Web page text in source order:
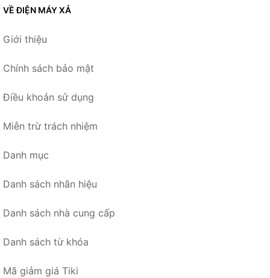
VỀ ĐIỆN MÁY XẢ
Giới thiệu
Chính sách bảo mật
Điều khoản sử dụng
Miễn trừ trách nhiệm
Danh mục
Danh sách nhãn hiệu
Danh sách nhà cung cấp
Danh sách từ khóa
Mã giảm giá Tiki